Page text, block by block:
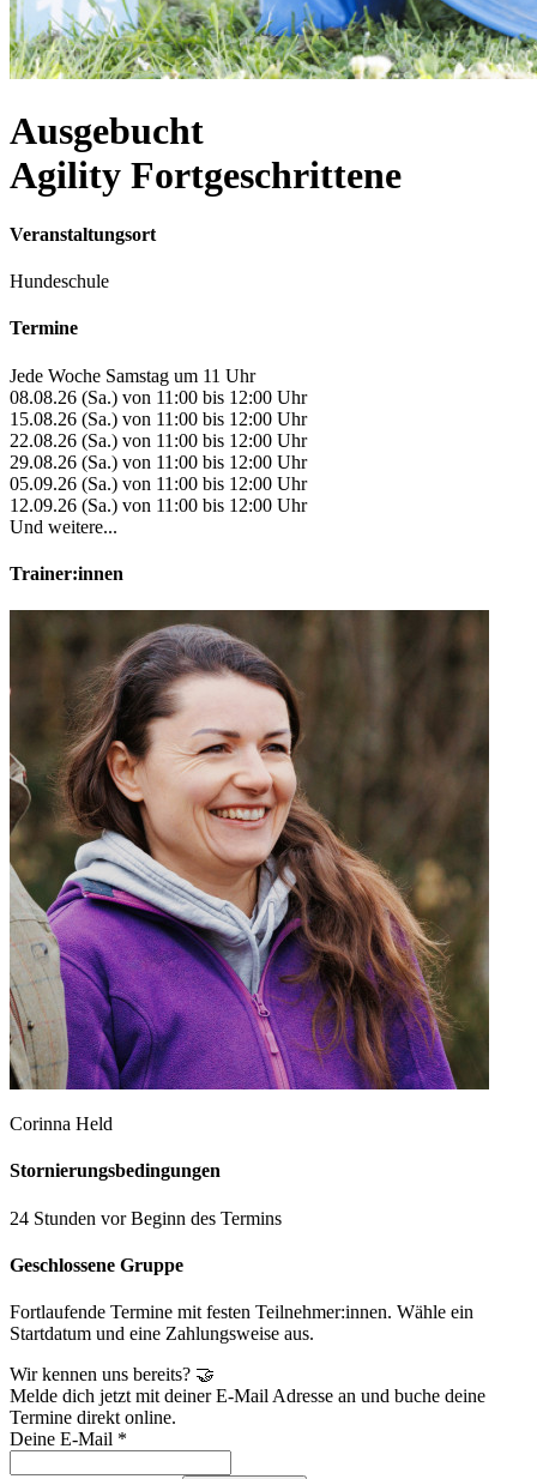
Ausgebucht
Agility Fortgeschrittene
Veranstaltungsort
Hundeschule
Termine
Jede Woche Samstag um 11 Uhr
08.08.26 (Sa.) von 11:00 bis 12:00 Uhr
15.08.26 (Sa.) von 11:00 bis 12:00 Uhr
22.08.26 (Sa.) von 11:00 bis 12:00 Uhr
29.08.26 (Sa.) von 11:00 bis 12:00 Uhr
05.09.26 (Sa.) von 11:00 bis 12:00 Uhr
12.09.26 (Sa.) von 11:00 bis 12:00 Uhr
Und weitere...
Trainer:innen
Corinna Held
Stornierungsbedingungen
24 Stunden vor Beginn des Termins
Geschlossene Gruppe
Fortlaufende Termine mit festen Teilnehmer:innen. Wähle ein
Startdatum und eine Zahlungsweise aus.
Wir kennen uns bereits? 🤝
Melde dich jetzt mit deiner E-Mail Adresse an und buche deine
Termine direkt online.
Deine E-Mail *